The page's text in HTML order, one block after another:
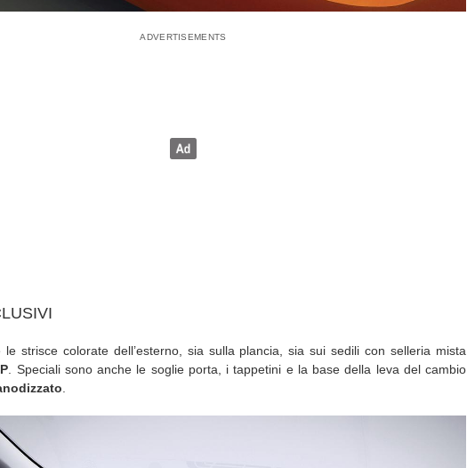
le strisce colorate dell’esterno, sia sulla plancia, sia sui sedili con selleria mista
. Speciali sono anche le soglie porta, i tappetini e la base della leva del cambio
.